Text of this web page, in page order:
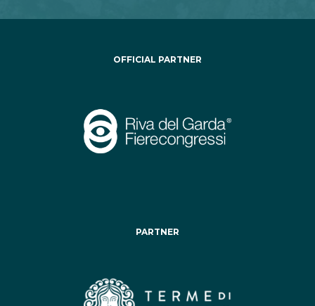
OFFICIAL PARTNER
PARTNER